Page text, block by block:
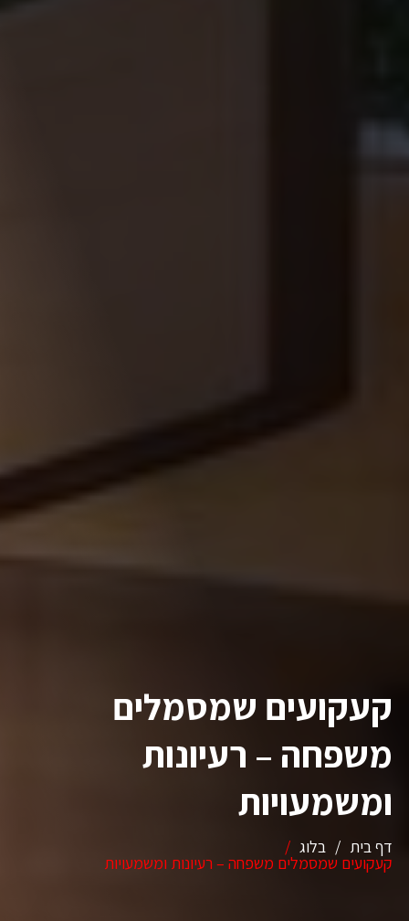
קעקועים שמסמלים
משפחה – רעיונות
ומשמעויות
דף בית / בלוג /
קעקועים שמסמלים משפחה – רעיונות ומשמעויות